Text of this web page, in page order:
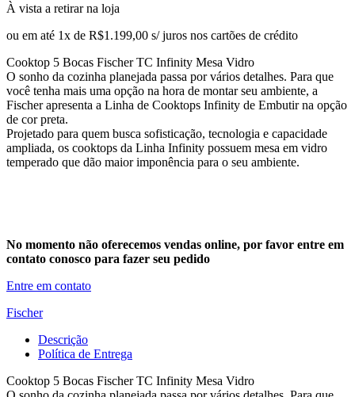
À vista a retirar na loja
ou em até 1x de R$1.199,00 s/ juros nos cartões de crédito
Cooktop 5 Bocas Fischer TC Infinity Mesa Vidro
O sonho da cozinha planejada passa por vários detalhes. Para que
você tenha mais uma opção na hora de montar seu ambiente, a
Fischer apresenta a Linha de Cooktops Infinity de Embutir na opção
de cor preta.
Projetado para quem busca sofisticação, tecnologia e capacidade
ampliada, os cooktops da Linha Infinity possuem mesa em vidro
temperado que dão maior imponência para o seu ambiente.
No momento não oferecemos vendas online, por favor entre em
contato conosco para fazer seu pedido
Entre em contato
Fischer
Descrição
Política de Entrega
Cooktop 5 Bocas Fischer TC Infinity Mesa Vidro